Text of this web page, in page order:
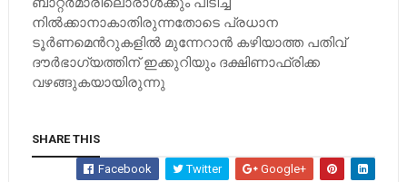
നില്‍ക്കാനാകാതിരുന്നതോടെ പ്രധാന
ടൂര്‍ണമെന്‍റുകളില്‍ മുന്നേറാന്‍ കഴിയാത്ത പതിവ്
ദൗര്‍ഭാഗ്യത്തിന് ഇക്കുറിയും ദക്ഷിണാഫ്രിക്ക
വഴങ്ങുകയായിരുന്നു
SHARE THIS
Facebook Twitter Google+